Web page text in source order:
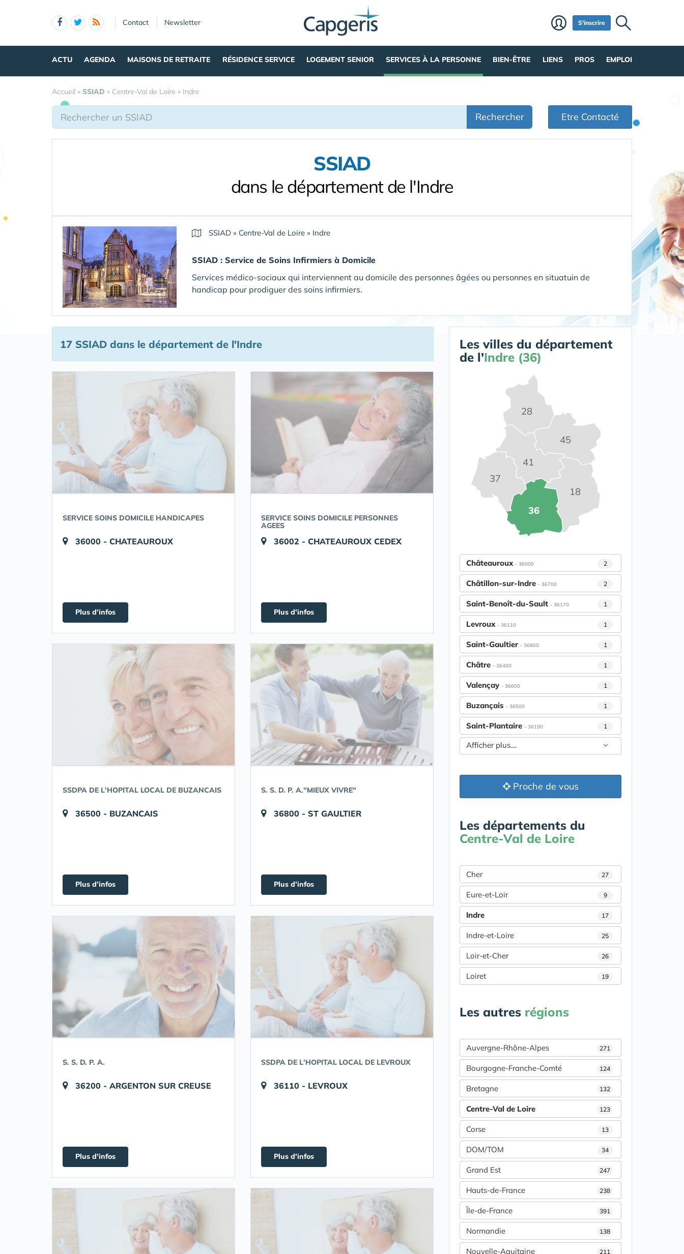
Contact Newsletter S'inscrire
ACTU AGENDA MAISONS DE RETRAITE RÉSIDENCE SERVICE LOGEMENT SENIOR SERVICES À LA PERSONNE BIEN-ÊTRE LIENS PROS EMPLOI
Accueil » SSIAD » Centre-Val de Loire » Indre
Rechercher Etre Contacté
SSIAD
dans le département de l'Indre
SSIAD » Centre-Val de Loire » Indre
SSIAD : Service de Soins Infirmiers à Domicile
Services médico-sociaux qui interviennent au domicile des personnes âgées ou personnes en situatuin de
handicap pour prodiguer des soins infirmiers.
17 SSIAD dans le département de l'Indre
SERVICE SOINS DOMICILE HANDICAPES
36000 - CHATEAUROUX
Plus d'infos
SERVICE SOINS DOMICILE PERSONNES
AGEES
36002 - CHATEAUROUX CEDEX
Plus d'infos
SSDPA DE L'HOPITAL LOCAL DE BUZANCAIS
36500 - BUZANCAIS
Plus d'infos
S. S. D. P. A."MIEUX VIVRE"
36800 - ST GAULTIER
Plus d'infos
S. S. D. P. A.
36200 - ARGENTON SUR CREUSE
Plus d'infos
SSDPA DE L'HOPITAL LOCAL DE LEVROUX
36110 - LEVROUX
Plus d'infos
Les villes du département
de l'Indre (36)
18
28
36
37
41
45
Châteauroux - 36000 2
Châtillon-sur-Indre - 36700 2
Saint-Benoît-du-Sault - 36170 1
Levroux - 36110 1
Saint-Gaultier - 36800 1
Châtre - 36400 1
Valençay - 36600 1
Buzançais - 36500 1
Saint-Plantaire - 36190 1
Afficher plus....
Proche de vous
Les départements du
Centre-Val de Loire
Cher 27
Eure-et-Loir 9
Indre 17
Indre-et-Loire 25
Loir-et-Cher 26
Loiret 19
Les autres régions
Auvergne-Rhône-Alpes 271
Bourgogne-Franche-Comté 124
Bretagne 132
Centre-Val de Loire 123
Corse 13
DOM/TOM 34
Grand Est 247
Hauts-de-France 238
Île-de-France 391
Normandie 138
Nouvelle-Aquitaine 211